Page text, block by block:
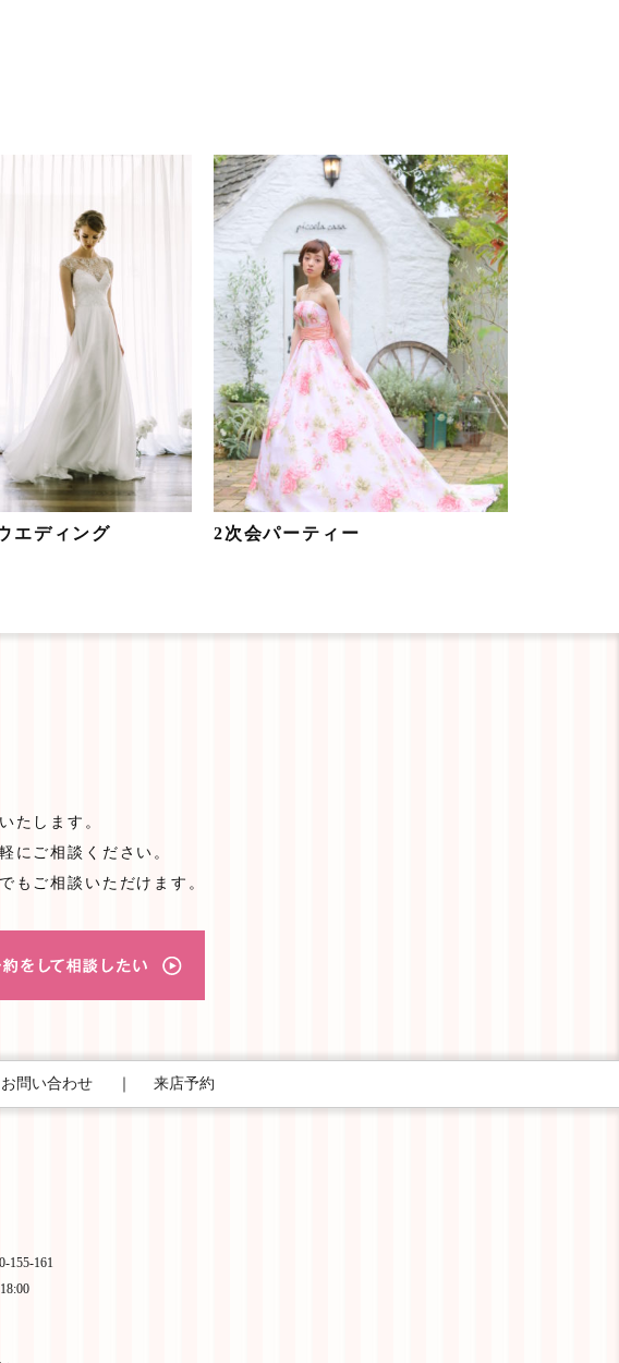
エディング 2次会パーティー
たします。
にご相談ください。
もご相談いただけます。
お問い合わせ 来店予約
155-161